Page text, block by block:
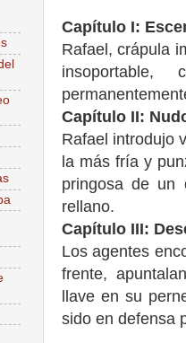
Capítulo I:
Rafael, crápula
Capítulo II:
Rafael introdujo
la más fría y
pringosa de un
rellano.
Capítulo III:
Los agentes
frente,
llave en su
sido en defensa